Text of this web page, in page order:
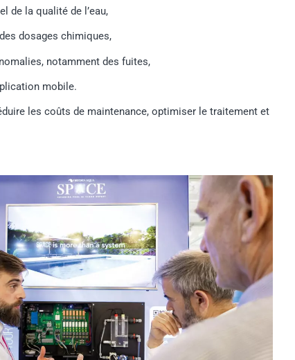
de la qualité de l’eau,
dosages chimiques,
notamment des fuites,
mobile.
les coûts de maintenance, optimiser le traitement et